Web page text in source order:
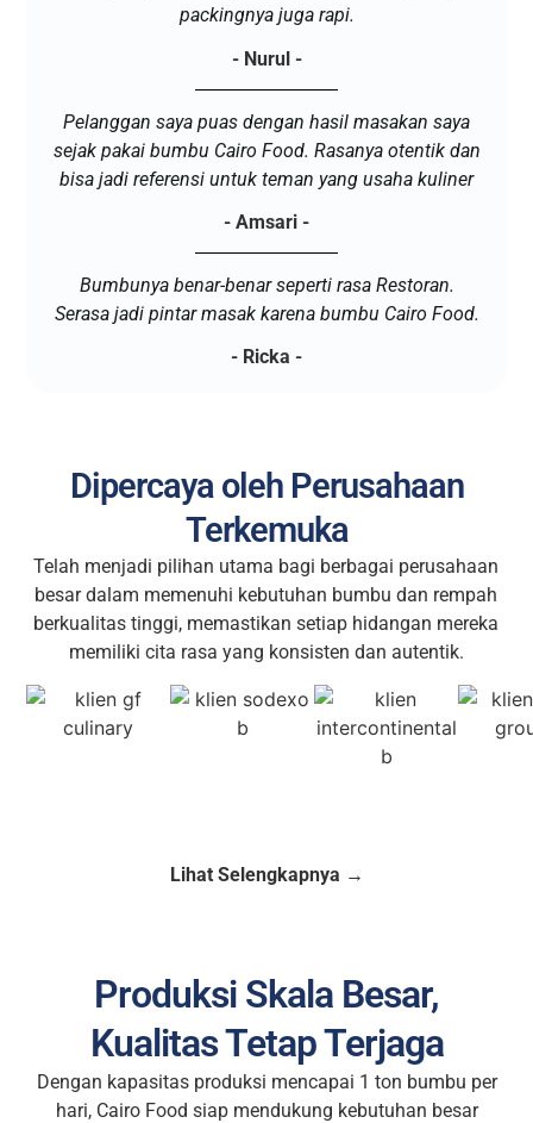
packingnya juga rapi.
- Nurul -
Pelanggan saya puas dengan hasil masakan saya
sejak pakai bumbu Cairo Food. Rasanya otentik dan
bisa jadi referensi untuk teman yang usaha kuliner
- Amsari -
Bumbunya benar-benar seperti rasa Restoran.
Serasa jadi pintar masak karena bumbu Cairo Food.
- Ricka -
Dipercaya oleh Perusahaan
Terkemuka
Telah menjadi pilihan utama bagi berbagai perusahaan
besar dalam memenuhi kebutuhan bumbu dan rempah
berkualitas tinggi, memastikan setiap hidangan mereka
memiliki cita rasa yang konsisten dan autentik.
Lihat Selengkapnya →
Produksi Skala Besar,
Kualitas Tetap Terjaga
Dengan kapasitas produksi mencapai 1 ton bumbu per
hari, Cairo Food siap mendukung kebutuhan besar